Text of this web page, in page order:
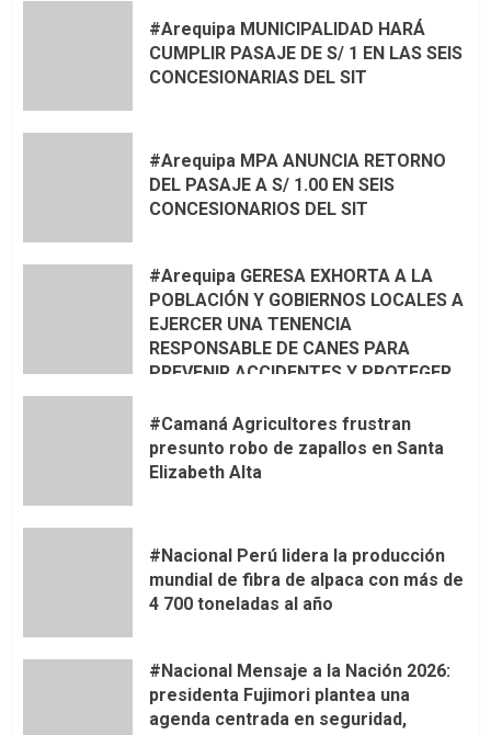
#Arequipa MUNICIPALIDAD HARÁ
CUMPLIR PASAJE DE S/ 1 EN LAS SEIS
CONCESIONARIAS DEL SIT
#Arequipa MPA ANUNCIA RETORNO
DEL PASAJE A S/ 1.00 EN SEIS
CONCESIONARIOS DEL SIT
#Arequipa GERESA EXHORTA A LA
POBLACIÓN Y GOBIERNOS LOCALES A
EJERCER UNA TENENCIA
RESPONSABLE DE CANES PARA
PREVENIR ACCIDENTES Y PROTEGER
#Camaná Agricultores frustran
presunto robo de zapallos en Santa
Elizabeth Alta
#Nacional Perú lidera la producción
mundial de fibra de alpaca con más de
4 700 toneladas al año
#Nacional Mensaje a la Nación 2026:
presidenta Fujimori plantea una
agenda centrada en seguridad,